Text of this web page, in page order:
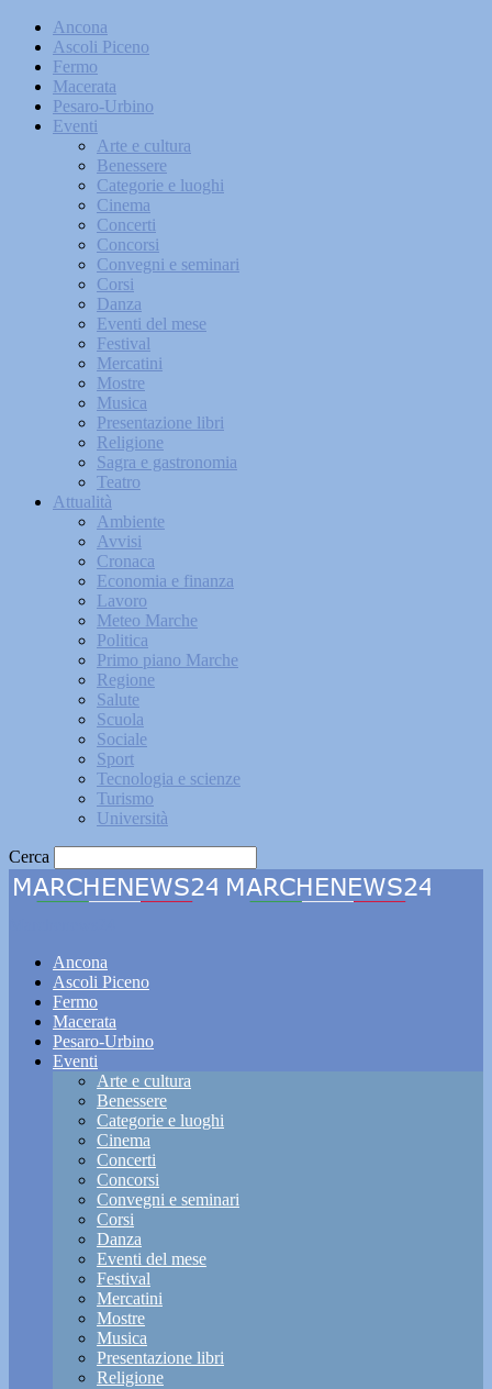
Ancona
Ascoli Piceno
Fermo
Macerata
Pesaro-Urbino
Eventi
Arte e cultura
Benessere
Categorie e luoghi
Cinema
Concerti
Concorsi
Convegni e seminari
Corsi
Danza
Eventi del mese
Festival
Mercatini
Mostre
Musica
Presentazione libri
Religione
Sagra e gastronomia
Teatro
Attualità
Ambiente
Avvisi
Cronaca
Economia e finanza
Lavoro
Meteo Marche
Politica
Primo piano Marche
Regione
Salute
Scuola
Sociale
Sport
Tecnologia e scienze
Turismo
Università
Cerca
Ancona
Ascoli Piceno
Fermo
Macerata
Pesaro-Urbino
Eventi
Arte e cultura
Benessere
Categorie e luoghi
Cinema
Concerti
Concorsi
Convegni e seminari
Corsi
Danza
Eventi del mese
Festival
Mercatini
Mostre
Musica
Presentazione libri
Religione